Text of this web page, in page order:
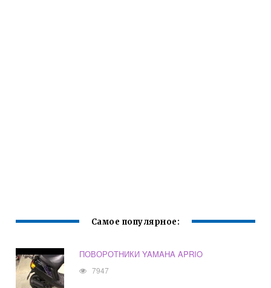
Самое популярное:
ПОВОРОТНИКИ YAMAHA APRIO
7947